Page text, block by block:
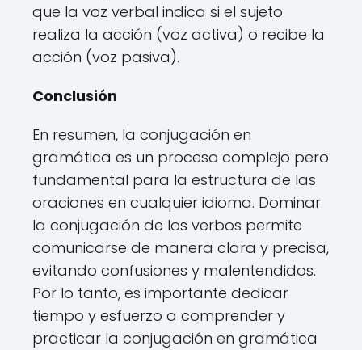
que la voz verbal indica si el sujeto
realiza la acción (voz activa) o recibe la
acción (voz pasiva).
Conclusión
En resumen, la conjugación en
gramática es un proceso complejo pero
fundamental para la estructura de las
oraciones en cualquier idioma. Dominar
la conjugación de los verbos permite
comunicarse de manera clara y precisa,
evitando confusiones y malentendidos.
Por lo tanto, es importante dedicar
tiempo y esfuerzo a comprender y
practicar la conjugación en gramática